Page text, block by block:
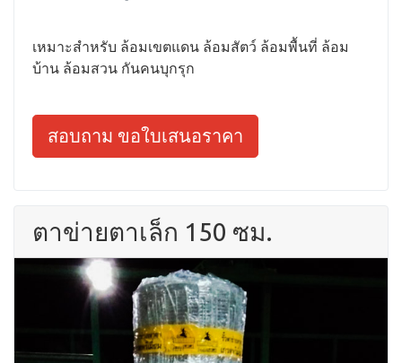
เหมาะสำหรับ ล้อมเขตแดน ล้อมสัตว์ ล้อมพื้นที่ ล้อม
บ้าน ล้อมสวน กันคนบุกรุก
สอบถาม ขอใบเสนอราคา
ตาข่ายตาเล็ก 150 ซม.